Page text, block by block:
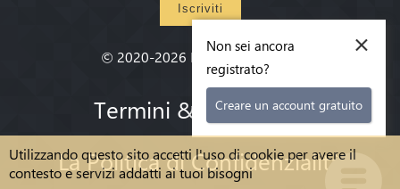
Utilizzando questo sito accetti l'uso di cookie per avere il
contesto e servizi addatti ai tuoi bisogni
Iscriviti
© 2020-2026 Millenium State®
Termini & condizioni
La Politica di Confidenzialità
×
Non sei ancora
registrato?
Creare un account gratuito